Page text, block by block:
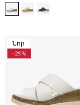
Նոր
-29%